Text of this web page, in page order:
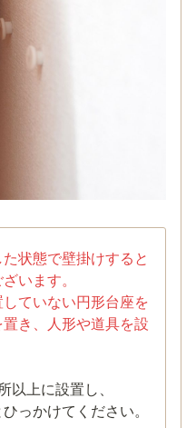
状態で壁掛けすると
います。
ていない円形台座を
き、人形や道具を設
以上に設置し、
っかけてください。